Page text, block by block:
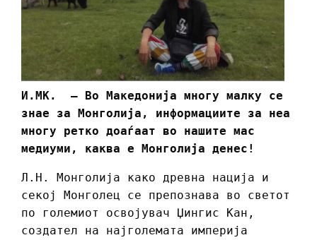
И.МК. – Во Македонија многу малку се
знае за Монголија, информациите за неа
многу ретко доаѓаат во нашите мас
медиуми, каква е Монголија денес!
Л.Н. Монголија како древна нација и
секој Монголец се препознава во светот
по големиот освојувач Џингис Кан,
создател на најголемата империја